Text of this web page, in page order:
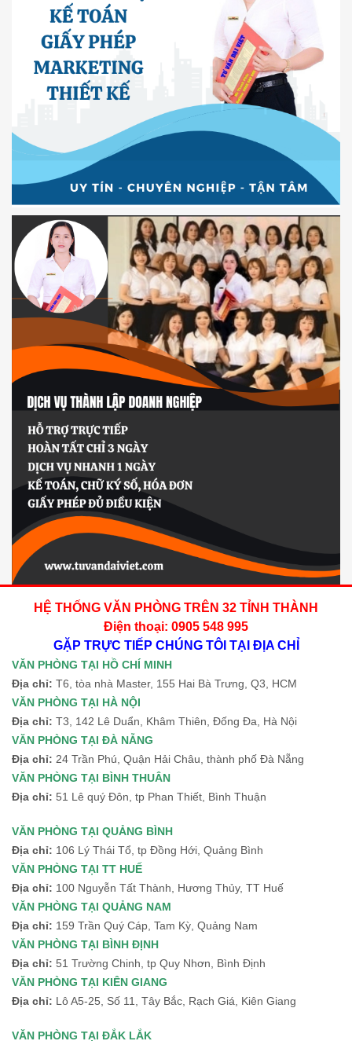
HỆ THỐNG VĂN PHÒNG TRÊN 32 TỈNH THÀNH
Điện thoại: 0905 548 995
GẶP TRỰC TIẾP CHÚNG TÔI TẠI ĐỊA CHỈ
VĂN PHÒNG TẠI HỒ CHÍ MINH
Địa chỉ: T6, tòa nhà Master, 155 Hai Bà Trưng, Q3, HCM
VĂN PHÒNG TẠI HÀ NỘI
Địa chỉ: T3, 142 Lê Duẩn, Khâm Thiên, Đống Đa, Hà Nội
VĂN PHÒNG TẠI ĐÀ NẴNG
Địa chỉ: 24 Trần Phú, Quận Hải Châu, thành phố Đà Nẵng
VĂN PHÒNG TẠI BÌNH THUÂN
Địa chỉ: 51 Lê quý Đôn, tp Phan Thiết, Bình Thuận
VĂN PHÒNG TẠI QUẢNG BÌNH
Địa chỉ: 106 Lý Thái Tổ, tp Đồng Hới, Quảng Bình
VĂN PHÒNG TẠI TT HUẾ
Địa chỉ: 100 Nguyễn Tất Thành, Hương Thủy, TT Huế
VĂN PHÒNG TẠI QUẢNG NAM
Địa chỉ: 159 Trần Quý Cáp, Tam Kỳ, Quảng Nam
VĂN PHÒNG TẠI BÌNH ĐỊNH
Địa chỉ: 51 Trường Chinh, tp Quy Nhơn, Bình Định
VĂN PHÒNG TẠI KIÊN GIANG
Địa chỉ: Lô A5-25, Số 11, Tây Bắc, Rạch Giá, Kiên Giang
VĂN PHÒNG TẠI ĐẮK LẮK